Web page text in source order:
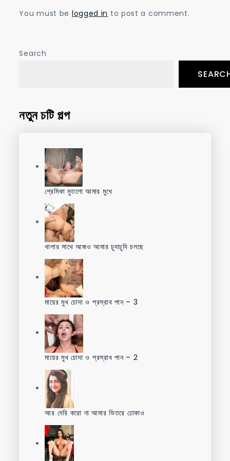
You must be logged in to post a comment.
Search
নতুন চটি গল্প
প্রেমিকা মুতলো আমার মুখে
খালার সাথে আজও আমার চুদাচুদি চলছে
মায়ের মুখ চোদা ও প্রস্রাব পান – 3
মায়ের মুখ চোদা ও প্রস্রাব পান – 2
আর দেরি করো না আমার ভিতরে ঢোকাও